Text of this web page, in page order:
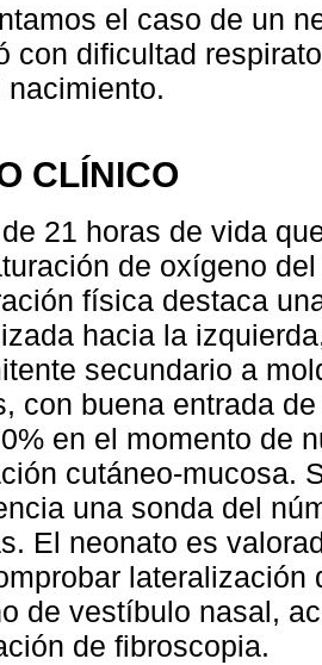
el caso de un
con dificultad
nacimiento.
CLÍNICO
21 horas de vida
de oxígeno
física destaca
hacia la
secundario a
con buena entrada
en el momento de
cutáneo-mucosa.
una sonda del
El neonato es
de vestíbulo nasal,
de fibroscopia.